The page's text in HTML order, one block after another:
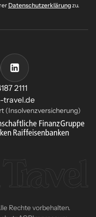
Datenschutzerklärungzu.
2111
travel.de
(Insolvenzversicherung)
Rechte vorbehalten.